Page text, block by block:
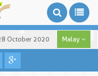
October 2020 Malay